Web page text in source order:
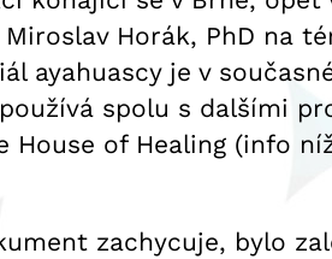
Horák, PhD na
ayahuascy je v
spolu s dalšími
House of Healing (info
zachycuje, bylo